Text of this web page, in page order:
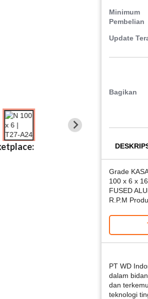
Minimum
Pembelian
Update
Bagikan
Grade
100 x 6 x
FUSED
R.P.M
PT WD
dalam
dan
teknologi